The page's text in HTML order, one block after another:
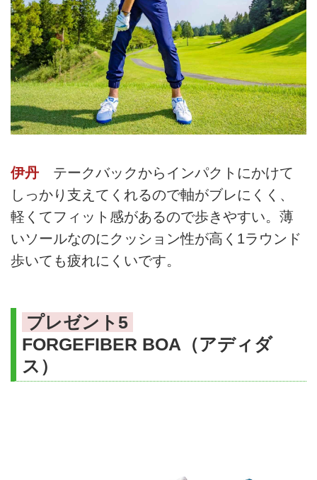
伊丹 テークバックからインパクトにかけて
しっかり支えてくれるので軸がブレにくく、
軽くてフィット感があるので歩きやすい。薄
いソールなのにクッション性が高く1ラウンド
歩いても疲れにくいです。
プレゼント5
FORGEFIBER BOA（アディダ
ス）